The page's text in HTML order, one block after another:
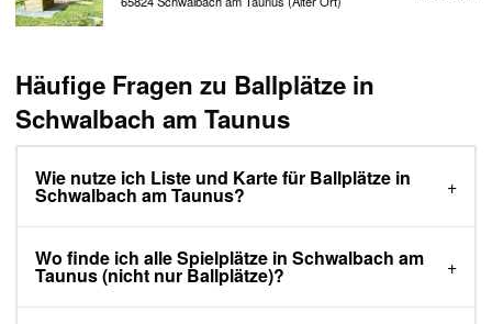
Häufige Fragen zu Ballplätze in
Schwalbach am Taunus
Wie nutze ich Liste und Karte für Ballplätze in
Schwalbach am Taunus?
Wo finde ich alle Spielplätze in Schwalbach am
Taunus (nicht nur Ballplätze)?